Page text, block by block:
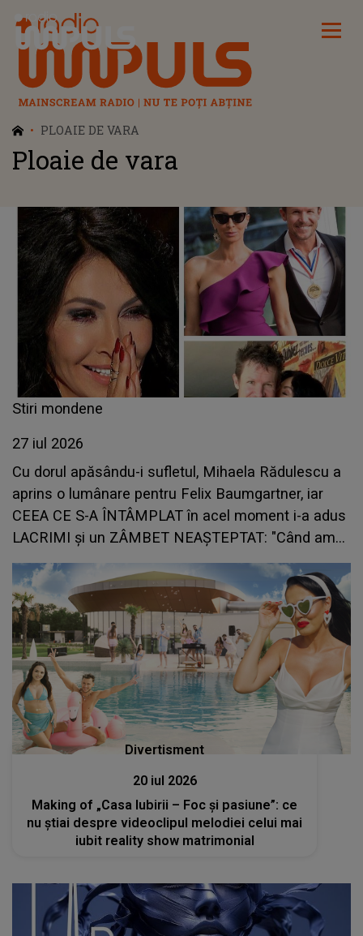
Radio Impuls
PLOAIE DE VARA
Ploaie de vara
Stiri mondene
27 iul 2026
Cu dorul apăsându-i sufletul, Mihaela Rădulescu a
aprins o lumânare pentru Felix Baumgartner, iar
CEEA CE S-A ÎNTÂMPLAT în acel moment i-a adus
LACRIMI și un ZÂMBET NEAȘTEPTAT: "Când am
deschis ochii, un..."
Divertisment
20 iul 2026
Making of „Casa Iubirii – Foc și pasiune”: ce
nu știai despre videoclipul melodiei celui mai
iubit reality show matrimonial